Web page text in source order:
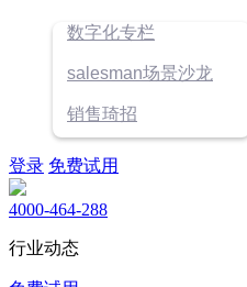
数字化专栏
salesman场景沙龙
销售琦招
登录 免费试用
4000-464-288
行业动态